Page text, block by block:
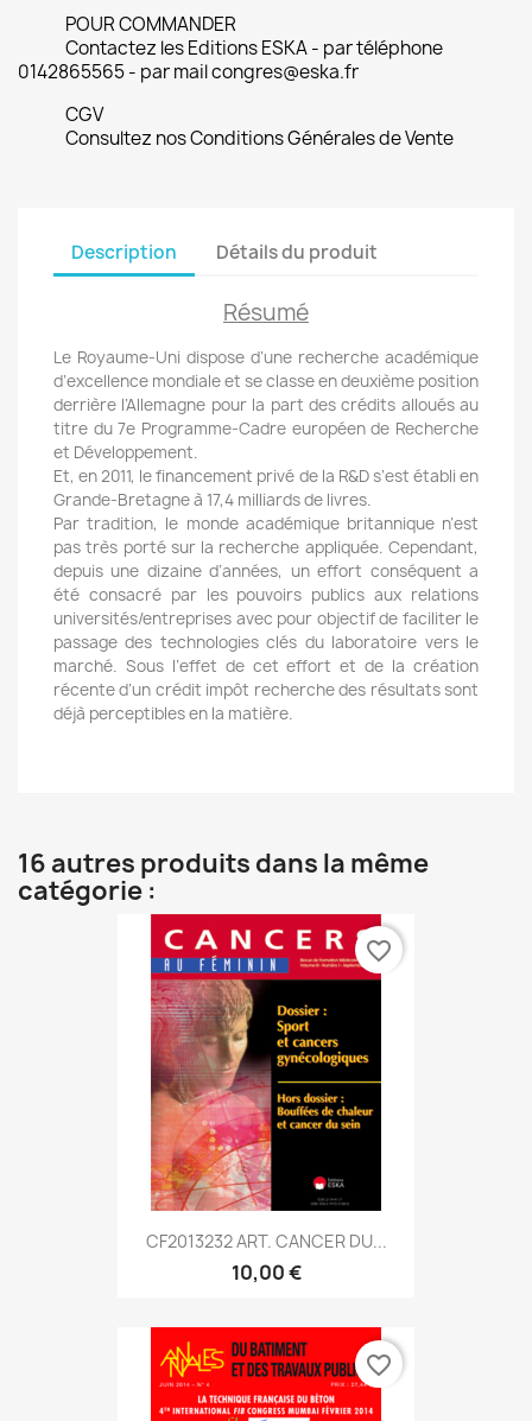
POUR COMMANDER
Contactez les Editions ESKA - par téléphone
0142865565 - par mail congres@eska.fr
CGV
Consultez nos Conditions Générales de Vente
Description Détails du produit
Résumé
Le Royaume-Uni dispose d’une recherche académique
d’excellence mondiale et se classe en deuxième position
derrière l’Allemagne pour la part des crédits alloués au
titre du 7e Programme-Cadre européen de Recherche
et Développement.
Et, en 2011, le financement privé de la R&D s’est établi en
Grande-Bretagne à 17,4 milliards de livres.
Par tradition, le monde académique britannique n’est
pas très porté sur la recherche appliquée. Cependant,
depuis une dizaine d’années, un effort conséquent a
été consacré par les pouvoirs publics aux relations
universités/entreprises avec pour objectif de faciliter le
passage des technologies clés du laboratoire vers le
marché. Sous l’effet de cet effort et de la création
récente d’un crédit impôt recherche des résultats sont
déjà perceptibles en la matière.
16 autres produits dans la même
catégorie :
CF2013232 ART. CANCER DU...
10,00 €
favorite_border
favorite_border